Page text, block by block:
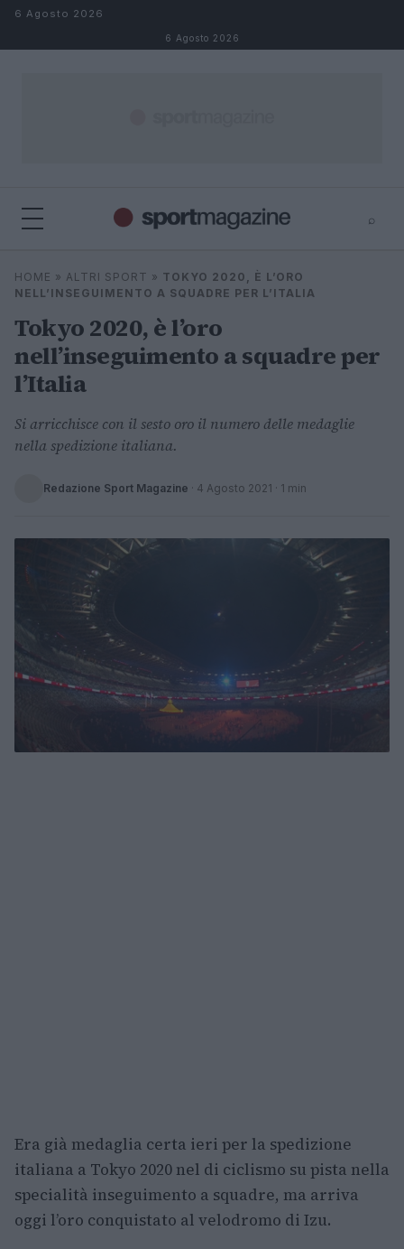
Salta al contenuto
6 Agosto 2026
6 Agosto 2026
⌕
Cerca
HOME » ALTRI SPORT » TOKYO 2020, È L’ORO
NELL’INSEGUIMENTO A SQUADRE PER L’ITALIA
Tokyo 2020, è l’oro
nell’inseguimento a squadre per
l’Italia
Si arricchisce con il sesto oro il numero delle medaglie
nella spedizione italiana.
Redazione Sport Magazine · 4 Agosto 2021 · 1 min
Era già medaglia certa ieri per la spedizione
italiana a Tokyo 2020 nel di ciclismo su pista nella
specialità inseguimento a squadre, ma arriva
oggi l’oro conquistato al velodromo di Izu.